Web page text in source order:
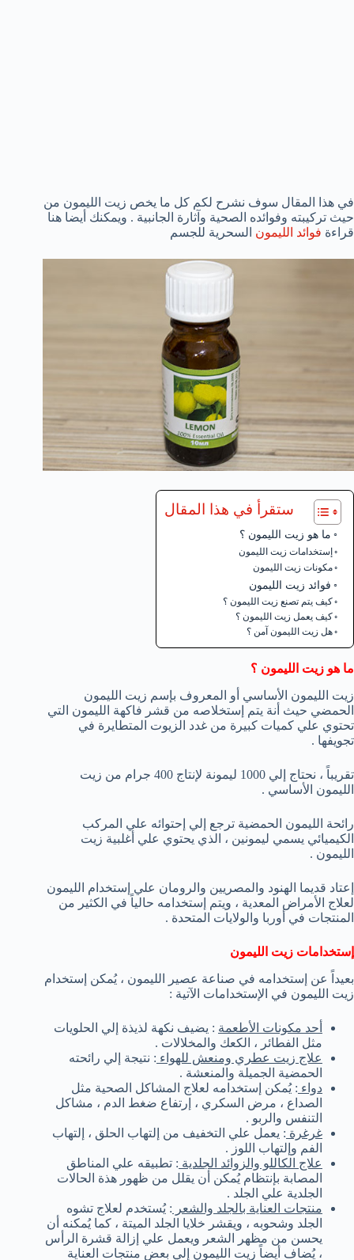
في هذا المقال سوف نشرح لكم كل ما يخص زيت الليمون من
حيث تركيبته وفوائده الصحية وآثارة الجانبية . ويمكنك أيضا هنا
قراءة فوائد الليمون السحرية للجسم
ستقرأ في هذا المقال
ما هو زيت الليمون ؟
إستخدامات زيت الليمون
مكونات زيت الليمون
فوائد زيت الليمون
كيف يتم تصنع زيت الليمون ؟
كيف يعمل زيت الليمون ؟
هل زيت الليمون آمن ؟
ما هو زيت الليمون ؟
زيت الليمون الأساسي أو المعروف بإسم زيت الليمون
الحمضي حيث أنة يتم إستخلاصه من قشر فاكهة الليمون التي
تحتوي علي كميات كبيرة من غدد الزيوت المتطايرة في
تجويفها .
تقريباً ، نحتاج إلي 1000 ليمونة لإنتاج 400 جرام من زيت
الليمون الأساسي .
رائحة الليمون الحمضية ترجع إلي إحتوائه علي المركب
الكيميائي يسمي ليمونين ، الذي يحتوي علي أغلبية زيت
الليمون .
إعتاد قديما الهنود والمصريين والرومان علي إستخدام الليمون
لعلاج الأمراض المعدية ، ويتم إستخدامه حالياً في الكثير من
المنتجات في أوربا والولايات المتحدة .
إستخدامات زيت الليمون
بعيداً عن إستخدامه في صناعة عصير الليمون ، يُمكن إستخدام
زيت الليمون في الإستخدامات الآتية :
أحد مكونات الأطعمة : يضيف نكهة لذيذة إلي الحلويات
مثل الفطائر ، الكعك والمخلالات .
علاج زيت عطري ومنعش للهواء : نتيجة إلي رائحته
الحمضية الجميلة والمنعشة .
دواء : يُمكن إستخدامه لعلاج المشاكل الصحية مثل
الصداع ، مرض السكري ، إرتفاع ضغط الدم ، مشاكل
التنفس والربو .
غرغرة : يعمل علي التخفيف من إلتهاب الحلق ، إلتهاب
الفم وإلتهاب اللوز .
علاج الكاللو والزوائد الجلدية : تطبيقه علي المناطق
المصابة بإنتظام يُمكن أن يقلل من ظهور هذة الحالات
الجلدية علي الجلد .
منتجات العناية بالجلد والشعر : يُستخدم لعلاج تشوه
الجلد وشحوبه ، ويقشر خلايا الجلد الميتة ، كما يُمكنه أن
يحسن من مظهر الشعر ويعمل علي إزالة قشرة الرأس
، يُضاف أيضاً زيت الليمون إلي بعض منتجات العناية